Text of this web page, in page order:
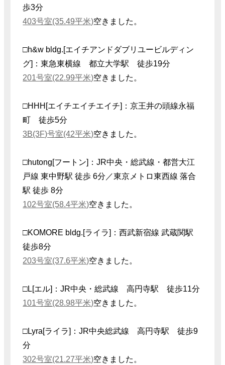
歩3分
403号室(35.49平米)空きました。
□h&w bldg.[エイチアンドダブリユービルディン
グ]：東急東横線 都立大学駅 徒歩19分
201号室(22.99平米)空きました。
□HHH[エイチエイチエイチ]：京王井の頭線永福
町 徒歩5分
3B(3F)号室(42平米)空きました。
□hutong[フートン]：JR中央・総武線・都営大江
戸線 東中野駅 徒歩 6分／東京メトロ東西線 落合
駅 徒歩 8分
102号室(58.4平米)空きました。
□KOMORE bldg.[ライラ]：西武新宿線 武蔵関駅
徒歩8分
203号室(37.6平米)空きました。
□L[エル]：JR中央・総武線 高円寺駅 徒歩11分
101号室(28.98平米)空きました。
□Lyra[ライラ]：JR中央総武線 高円寺駅 徒歩9
分
302号室(21.27平米)空きました。